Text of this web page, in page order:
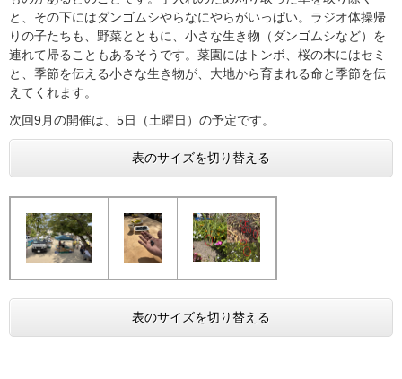
と、その下にはダンゴムシやらなにやらがいっぱい。ラジオ体操帰
りの子たちも、野菜とともに、小さな生き物（ダンゴムシなど）を
連れて帰ることもあるそうです。菜園にはトンボ、桜の木にはセミ
と、季節を伝える小さな生き物が、大地から育まれる命と季節を伝
えてくれます。
次回9月の開催は、5日（土曜日）の予定です。
表のサイズを切り替える
表のサイズを切り替える